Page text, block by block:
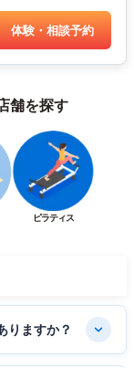
体験・相談予約
舗を探す
ピラティス
りますか？